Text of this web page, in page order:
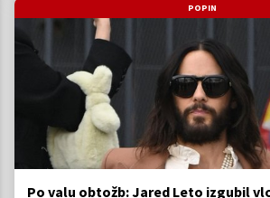
POPIN
Po valu obtožb: Jared Leto izgubil